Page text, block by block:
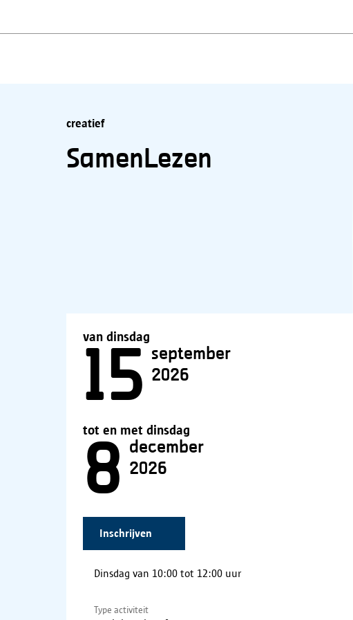
creatief
SamenLezen
van dinsdag
15
september
2026
tot en met dinsdag
8
december
2026
Inschrijven
Dinsdag van 10:00 tot 12:00 uur
Type activiteit